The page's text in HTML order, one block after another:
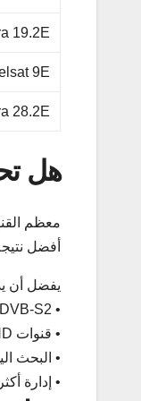
19.2E
9E
28.2E
هل
أفضل
يفضل أن
• DVB-S2
• قنوات HD
• البحث
• إدارة